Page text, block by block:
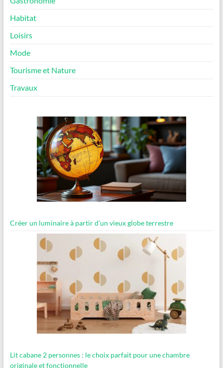
Habitat
Loisirs
Mode
Tourisme et Nature
Travaux
Créer un luminaire à partir d’un vieux globe terrestre
Lit cabane 2 personnes : le choix parfait pour une chambre
originale et fonctionnelle